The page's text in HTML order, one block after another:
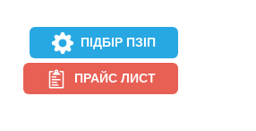
ПІДБІР ПЗІП
ПРАЙС ЛИСТ